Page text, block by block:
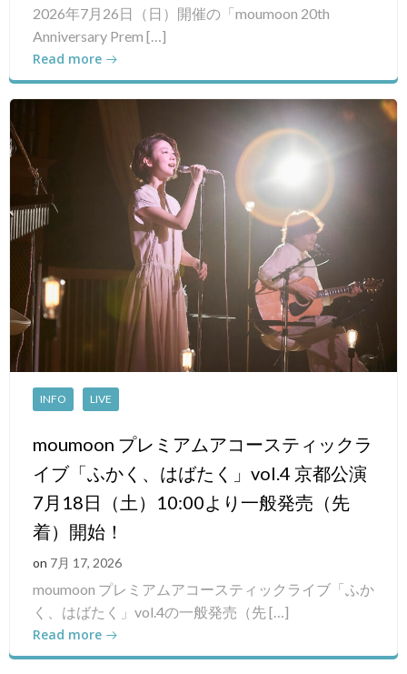
2026年7月26日（日）開催の「moumoon 20th
Anniversary Prem […]
Read more
INFO LIVE
moumoon プレミアムアコースティックラ
イブ「ふかく、はばたく」vol.4 京都公演
7月18日（土）10:00より一般発売（先
着）開始！
on 7月 17, 2026
moumoon プレミアムアコースティックライブ「ふか
く、はばたく」vol.4の一般発売（先 […]
Read more